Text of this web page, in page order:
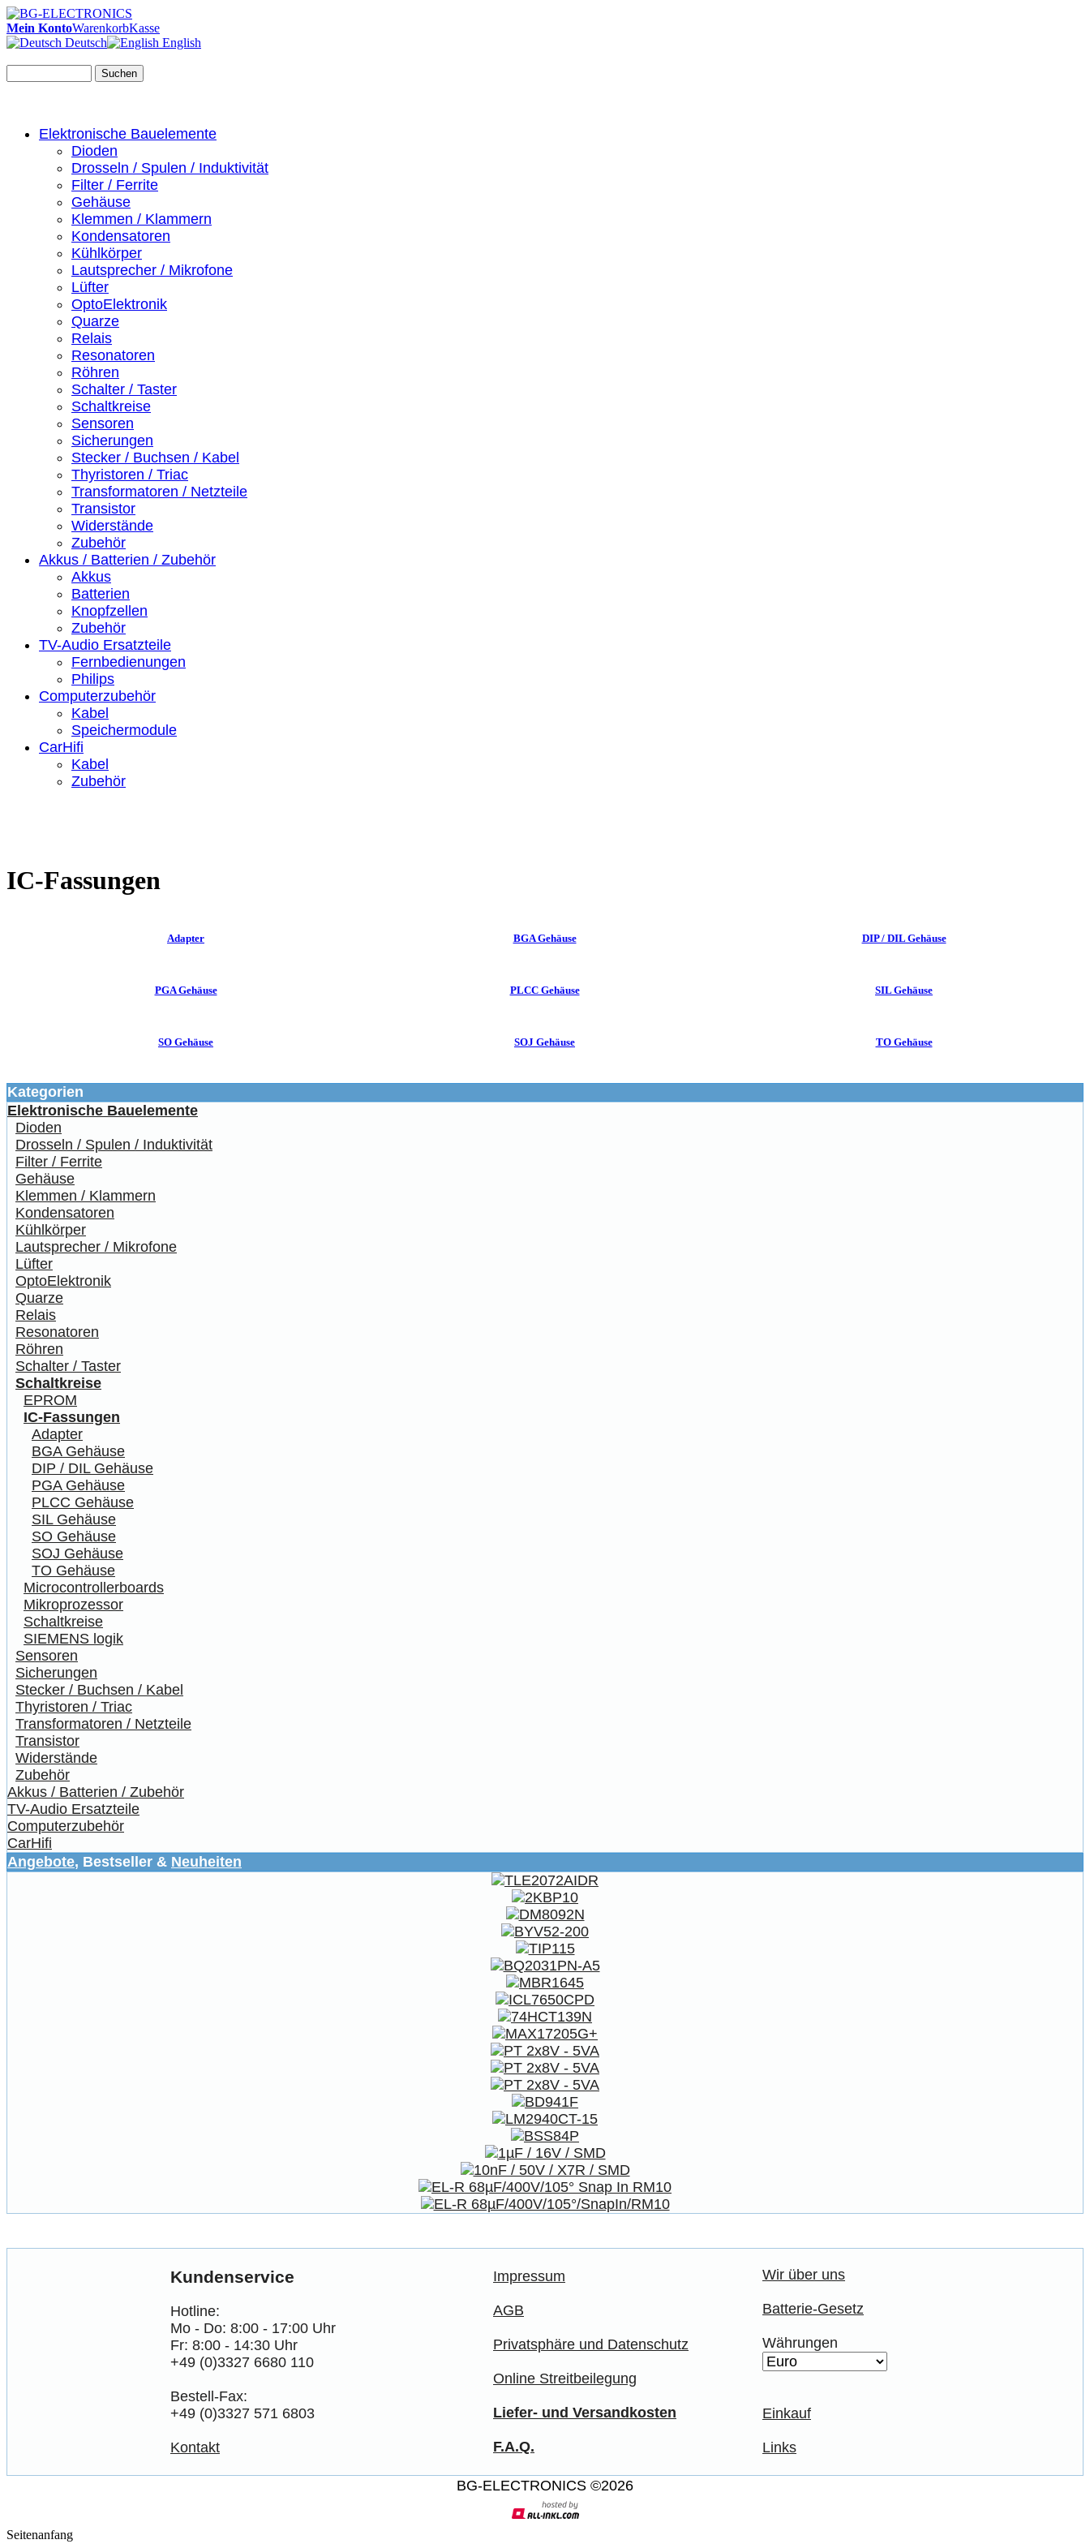
Mein KontoWarenkorbKasse
Deutsch
English
Suchen
Elektronische Bauelemente
Dioden
Drosseln / Spulen / Induktivität
Filter / Ferrite
Gehäuse
Klemmen / Klammern
Kondensatoren
Kühlkörper
Lautsprecher / Mikrofone
Lüfter
OptoElektronik
Quarze
Relais
Resonatoren
Röhren
Schalter / Taster
Schaltkreise
Sensoren
Sicherungen
Stecker / Buchsen / Kabel
Thyristoren / Triac
Transformatoren / Netzteile
Transistor
Widerstände
Zubehör
Akkus / Batterien / Zubehör
Akkus
Batterien
Knopfzellen
Zubehör
TV-Audio Ersatzteile
Fernbedienungen
Philips
Computerzubehör
Kabel
Speichermodule
CarHifi
Kabel
Zubehör
IC-Fassungen
Adapter BGA Gehäuse DIP / DIL Gehäuse
PGA Gehäuse PLCC Gehäuse SIL Gehäuse
SO Gehäuse SOJ Gehäuse TO Gehäuse
Kategorien
Elektronische Bauelemente
Dioden
Drosseln / Spulen / Induktivität
Filter / Ferrite
Gehäuse
Klemmen / Klammern
Kondensatoren
Kühlkörper
Lautsprecher / Mikrofone
Lüfter
OptoElektronik
Quarze
Relais
Resonatoren
Röhren
Schalter / Taster
Schaltkreise
EPROM
IC-Fassungen
Adapter
BGA Gehäuse
DIP / DIL Gehäuse
PGA Gehäuse
PLCC Gehäuse
SIL Gehäuse
SO Gehäuse
SOJ Gehäuse
TO Gehäuse
Microcontrollerboards
Mikroprozessor
Schaltkreise
SIEMENS logik
Sensoren
Sicherungen
Stecker / Buchsen / Kabel
Thyristoren / Triac
Transformatoren / Netzteile
Transistor
Widerstände
Zubehör
Akkus / Batterien / Zubehör
TV-Audio Ersatzteile
Computerzubehör
CarHifi
Angebote, Bestseller & Neuheiten
Kundenservice
Hotline:
Mo - Do: 8:00 - 17:00 Uhr
Fr: 8:00 - 14:30 Uhr
+49 (0)3327 6680 110
Bestell-Fax:
+49 (0)3327 571 6803
Kontakt
Impressum
AGB
Privatsphäre und Datenschutz
Online Streitbeilegung
Liefer- und Versandkosten
F.A.Q.
Wir über uns
Batterie-Gesetz
Währungen
Einkauf
Links
BG-ELECTRONICS ©2026
Seitenanfang